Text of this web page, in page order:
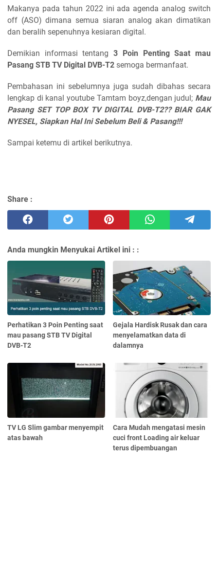
Makanya pada tahun 2022 ini ada agenda analog switch
off (ASO) dimana semua siaran analog akan dimatikan
dan beralih sepenuhnya kesiaran digital.
Demikian informasi tentang3 Poin Penting Saat mau
Pasang STB TV Digital DVB-T2 semoga bermanfaat.
Pembahasan ini sebelumnya juga sudah dibahas secara
lengkap di kanal youtube Tamtam boyz,dengan judul; Mau
Pasang SET TOP BOX TV DIGITAL DVB-T2?? BIAR GAK
NYESEL, Siapkan Hal Ini Sebelum Beli & Pasang!!!
Sampai ketemu di artikel berikutnya.
Share :
Anda mungkin Menyukai Artikel ini : :
Perhatikan 3 Poin Penting saat
mau pasang STB TV Digital
DVB-T2
Gejala Hardisk Rusak dan cara
menyelamatkan data di
dalamnya
TV LG Slim gambar menyempit
atas bawah
Cara Mudah mengatasi mesin
cuci front Loading air keluar
terus dipembuangan